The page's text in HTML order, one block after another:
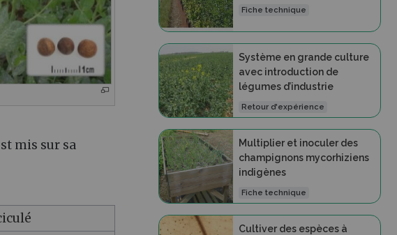
mis sur sa
Fiche technique
Système en grande culture
avec introduction de
légumes d’industrie
Retour d'expérience
Multiplier et inoculer des
champignons mycorhiziens
indigènes
Fiche technique
Cultiver des espèces à